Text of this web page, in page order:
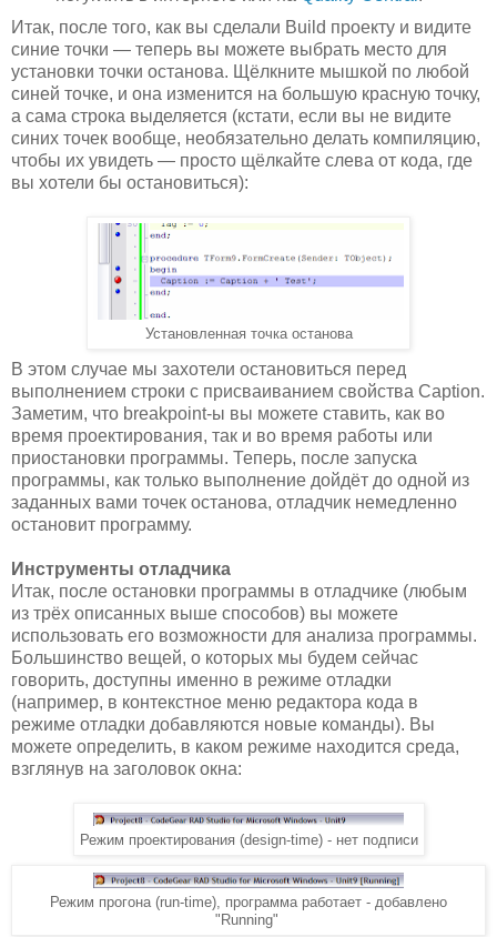
Итак, после того, как вы сделали Build проекту и видите
синие точки — теперь вы можете выбрать место для
установки точки останова. Щёлкните мышкой по любой
синей точке, и она изменится на большую красную точку,
а сама строка выделяется (кстати, если вы не видите
синих точек вообще, необязательно делать компиляцию,
чтобы их увидеть — просто щёлкайте слева от кода, где
вы хотели бы остановиться):
Установленная точка останова
В этом случае мы захотели остановиться перед
выполнением строки с присваиванием свойства Caption.
Заметим, что breakpoint-ы вы можете ставить, как во
время проектирования, так и во время работы или
приостановки программы. Теперь, после запуска
программы, как только выполнение дойдёт до одной из
заданных вами точек останова, отладчик немедленно
остановит программу.
Инструменты отладчика
Итак, после остановки программы в отладчике (любым
из трёх описанных выше способов) вы можете
использовать его возможности для анализа программы.
Большинство вещей, о которых мы будем сейчас
говорить, доступны именно в режиме отладки
(например, в контекстное меню редактора кода в
режиме отладки добавляются новые команды). Вы
можете определить, в каком режиме находится среда,
взглянув на заголовок окна:
Режим проектирования (design-time) - нет подписи
Режим прогона (run-time), программа работает - добавлено
"Running"